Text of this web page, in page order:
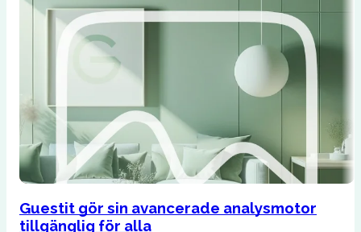
Guestit gör sin avancerade analysmotor
tillgänglig för alla